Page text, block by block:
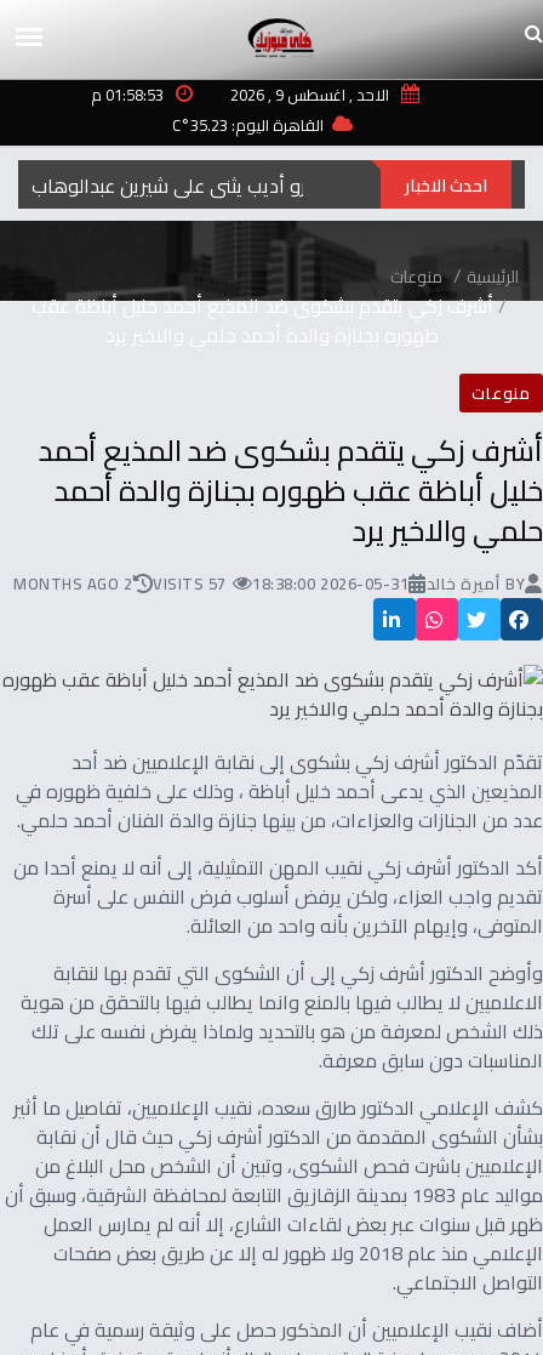
الاحد , اغسطس 9 , 2026
01:58:53 م
القاهرة اليوم: 35.23°C
عمرو أديب يثني على شيرين عبدالوهاب احدث الاخبار
الرئيسية منوعات
أشرف زكي يتقدم بشكوى ضد المذيع أحمد خليل أباظة عقب
ظهوره بجنازة والدة أحمد حلمي والاخير يرد
منوعات
أشرف زكي يتقدم بشكوى ضد المذيع أحمد
خليل أباظة عقب ظهوره بجنازة والدة أحمد
حلمي والاخير يرد
BY أميرة خالد 2026-05-31 18:38:00
57 VISITS
2 MONTHS AGO
تقدّم الدكتور أشرف زكي بشكوى إلى نقابة الإعلاميين ضد أحد
المذيعين الذي يدعى أحمد خليل أباظة ، وذلك على خلفية ظهوره في
عدد من الجنازات والعزاءات، من بينها جنازة والدة الفنان أحمد حلمي.
أكد الدكتور أشرف زكي نقيب المهن التمثيلية، إلى أنه لا يمنع أحدا من
تقديم واجب العزاء، ولكن يرفض أسلوب فرض النفس على أسرة
المتوفى، وإيهام الآخرين بأنه واحد من العائلة.
وأوضح الدكتور أشرف زكي إلى أن الشكوى التي تقدم بها لنقابة
الاعلاميين لا يطالب فيها بالمنع وانما يطالب فيها بالتحقق من هوية
ذلك الشخص لمعرفة من هو بالتحديد ولماذا يفرض نفسه على تلك
المناسبات دون سابق معرفة.
كشف الإعلامي الدكتور طارق سعده، نقيب الإعلاميين، تفاصيل ما أثير
بشأن الشكوى المقدمة من الدكتور أشرف زكي حيث قال أن نقابة
الإعلاميين باشرت فحص الشكوى، وتبين أن الشخص محل البلاغ من
مواليد عام 1983 بمدينة الزقازيق التابعة لمحافظة الشرقية، وسبق أن
ظهر قبل سنوات عبر بعض لقاءات الشارع، إلا أنه لم يمارس العمل
الإعلامي منذ عام 2018 ولا ظهور له إلا عن طريق بعض صفحات
التواصل الاجتماعي.
أضاف نقيب الإعلاميين أن المذكور حصل على وثيقة رسمية في عام